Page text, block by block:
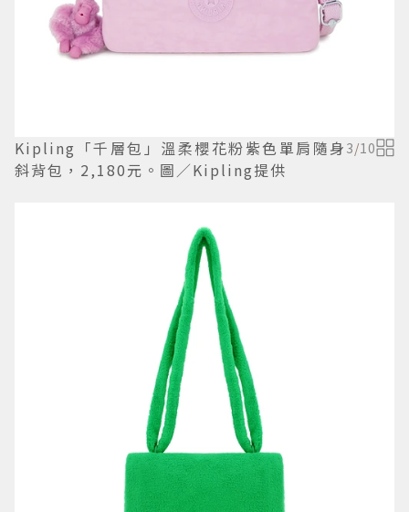
Kipling「千層包」溫柔櫻花粉紫色單肩隨身
斜背包，2,180元。圖／Kipling提供
3/10